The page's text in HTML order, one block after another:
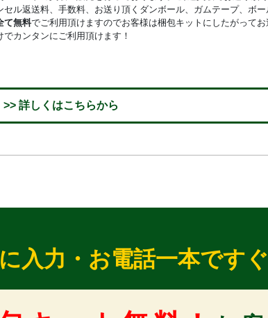
セル返送料、手数料、お送り頂くダンボール、ガムテープ、ボー
て無料でご利用頂けますのでお客様は梱包キットにしたがってお
でカンタンにご利用頂けます！
>> 詳しくはこちらから
入力・お電話一本です